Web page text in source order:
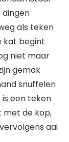
dingen
als teken
kat begint
niet maar
gemak
snuffelen
een teken
met de kop,
aai